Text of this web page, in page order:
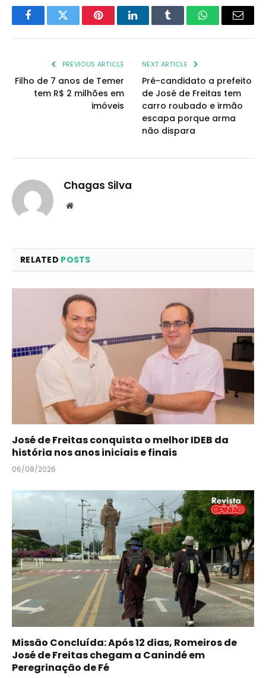
FacebookTwitter PinterestLinkedInTumblr WhatsAppEmail
PREVIOUS ARTICLE
Filho de 7 anos de Temer
tem R$ 2 milhões em
imóveis
NEXT ARTICLE
Pré-candidato a prefeito
de José de Freitas tem
carro roubado e irmão
escapa porque arma
não dispara
Chagas Silva
Website
RELATED POSTS
José de Freitas conquista o melhor IDEB da
história nos anos iniciais e finais
06/08/2026
Missão Concluída: Após 12 dias, Romeiros de
José de Freitas chegam a Canindé em
Peregrinação de Fé